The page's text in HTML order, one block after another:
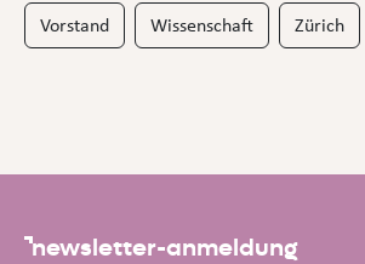
Vorstand Wissenschaft Zürich
newsletter-anmeldung